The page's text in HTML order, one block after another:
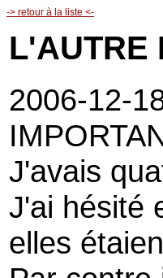
-> retour à la liste <-
L'AUTRE
2006-12-
J'avais
J'ai hésité
elles